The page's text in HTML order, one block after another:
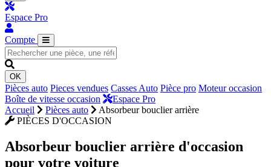
Espace Pro
Compte
OK
Pièces auto Pieces vendues Casses Auto Pièce pro Moteur occasion
Boîte de vitesse occasion
Espace Pro
Accueil
Pièces auto
Absorbeur bouclier arrière
PIÈCES D'OCCASION
Absorbeur bouclier arrière d'occasion
pour votre voiture